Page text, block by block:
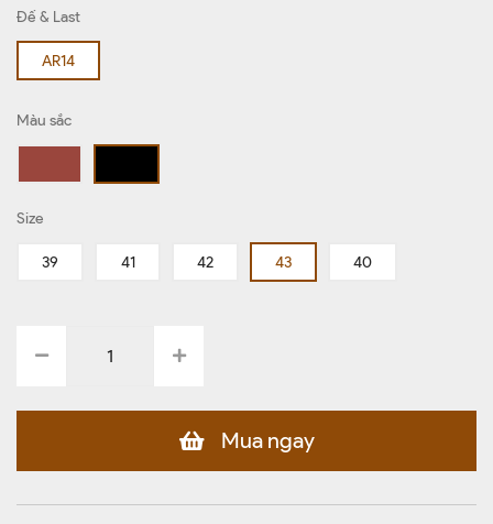
Đế & Last
AR14
Màu sắc
Size
39 41 42 43 40
Mua ngay